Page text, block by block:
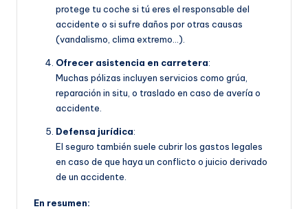
protege tu coche si tú eres el responsable del
accidente o si sufre daños por otras causas
(vandalismo, clima extremo…).
Ofrecer asistencia en carretera:
Muchas pólizas incluyen servicios como grúa,
reparación in situ, o traslado en caso de avería o
accidente.
Defensa jurídica:
El seguro también suele cubrir los gastos legales
en caso de que haya un conflicto o juicio derivado
de un accidente.
En resumen: